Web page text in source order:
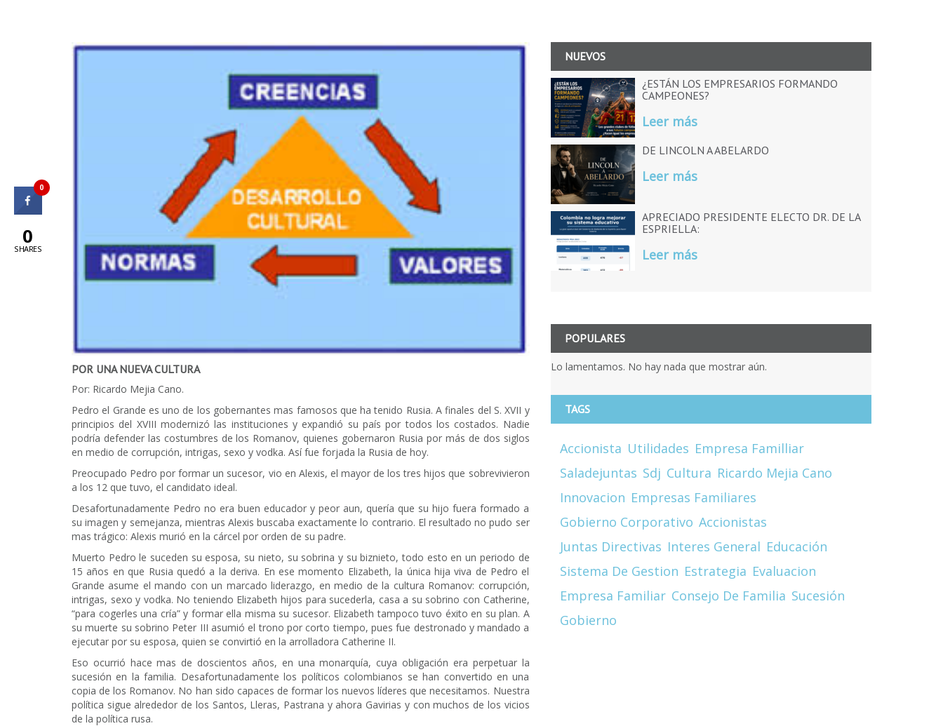
POR UNA NUEVA CULTURA
Por: Ricardo Mejia Cano.
Pedro el Grande es uno de los gobernantes mas famosos que ha tenido Rusia. A finales del S. XVII y
principios del XVIII modernizó las instituciones y expandió su país por todos los costados. Nadie
podría defender las costumbres de los Romanov, quienes gobernaron Rusia por más de dos siglos
en medio de corrupción, intrigas, sexo y vodka. Así fue forjada la Rusia de hoy.
Preocupado Pedro por formar un sucesor, vio en Alexis, el mayor de los tres hijos que sobrevivieron
a los 12 que tuvo, el candidato ideal.
Desafortunadamente Pedro no era buen educador y peor aun, quería que su hijo fuera formado a
su imagen y semejanza, mientras Alexis buscaba exactamente lo contrario. El resultado no pudo ser
mas trágico: Alexis murió en la cárcel por orden de su padre.
Muerto Pedro le suceden su esposa, su nieto, su sobrina y su biznieto, todo esto en un periodo de
15 años en que Rusia quedó a la deriva. En ese momento Elizabeth, la única hija viva de Pedro el
Grande asume el mando con un marcado liderazgo, en medio de la cultura Romanov: corrupción,
intrigas, sexo y vodka. No teniendo Elizabeth hijos para sucederla, casa a su sobrino con Catherine,
“para cogerles una cría” y formar ella misma su sucesor. Elizabeth tampoco tuvo éxito en su plan. A
su muerte su sobrino Peter III asumió el trono por corto tiempo, pues fue destronado y mandado a
ejecutar por su esposa, quien se convirtió en la arrolladora Catherine II.
Eso ocurrió hace mas de doscientos años, en una monarquía, cuya obligación era perpetuar la
sucesión en la familia. Desafortunadamente los políticos colombianos se han convertido en una
copia de los Romanov. No han sido capaces de formar los nuevos líderes que necesitamos. Nuestra
política sigue alrededor de los Santos, Lleras, Pastrana y ahora Gavirias y con muchos de los vicios
de la política rusa.
NUEVOS
¿ESTÁN LOS EMPRESARIOS FORMANDO
CAMPEONES?
Leer más
DE LINCOLN A ABELARDO
Leer más
APRECIADO PRESIDENTE ELECTO DR. DE LA
ESPRIELLA:
Leer más
POPULARES
Lo lamentamos. No hay nada que mostrar aún.
TAGS
Accionista Utilidades Empresa Familliar
Saladejuntas Sdj Cultura Ricardo Mejia Cano
Innovacion Empresas Familiares
Gobierno Corporativo Accionistas
Juntas Directivas Interes General Educación
Sistema De Gestion Estrategia Evaluacion
Empresa Familiar Consejo De Familia Sucesión
Gobierno
0
0
SHARES